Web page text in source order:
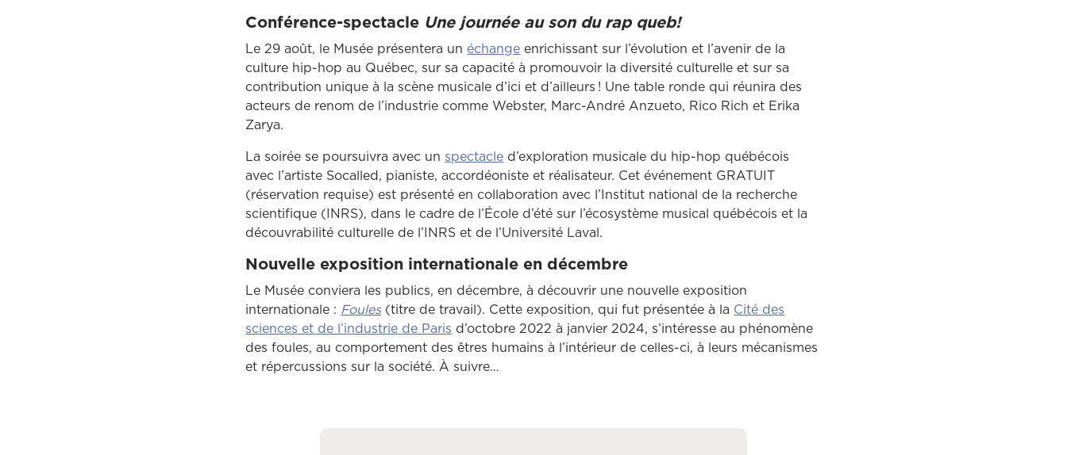
Conférence-spectacle Une journée au son du rap queb!
Le 29 août, le Musée présentera un échange enrichissant sur l’évolution et l’avenir de la
culture hip-hop au Québec, sur sa capacité à promouvoir la diversité culturelle et sur sa
contribution unique à la scène musicale d’ici et d’ailleurs ! Une table ronde qui réunira des
acteurs de renom de l’industrie comme Webster, Marc-André Anzueto, Rico Rich et Erika
Zarya.
La soirée se poursuivra avec un spectacle d’exploration musicale du hip-hop québécois
avec l’artiste Socalled, pianiste, accordéoniste et réalisateur. Cet événement GRATUIT
(réservation requise) est présenté en collaboration avec l’Institut national de la recherche
scientifique (INRS), dans le cadre de l’École d’été sur l’écosystème musical québécois et la
découvrabilité culturelle de l’INRS et de l’Université Laval.
Nouvelle exposition internationale en décembre
Le Musée conviera les publics, en décembre, à découvrir une nouvelle exposition
internationale : Foules(titre de travail). Cette exposition, qui fut présentée à la Cité des
sciences et de l’industrie de Paris Ce lien ouvrira dans une autre fenêtre
d’octobre 2022 à janvier 2024, s’intéresse au phénomène
des foules, au comportement des êtres humains à l’intérieur de celles-ci, à leurs mécanismes
et répercussions sur la société. À suivre…